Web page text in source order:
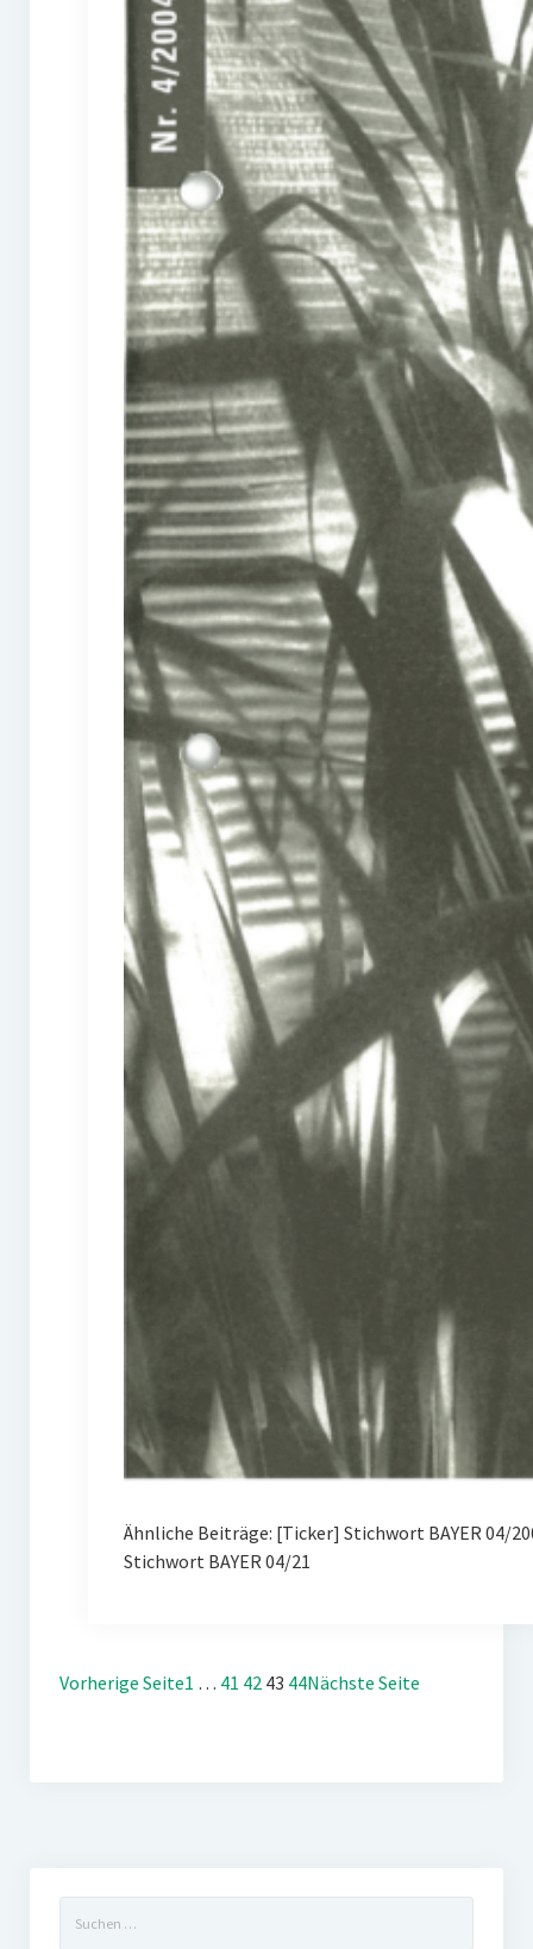
Ähnliche Beiträge: [Ticker] Stichwort BAYER 04/
Stichwort BAYER 04/21
Vorherige Seite1 … 41 42 43 44Nächste Seite
nach: